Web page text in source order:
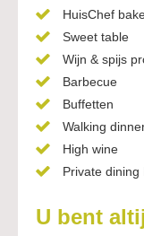
HuisChef
Sweet table
Wijn & spijs
Barbecue
Buffetten
Walking
High wine
Private dining
U bent